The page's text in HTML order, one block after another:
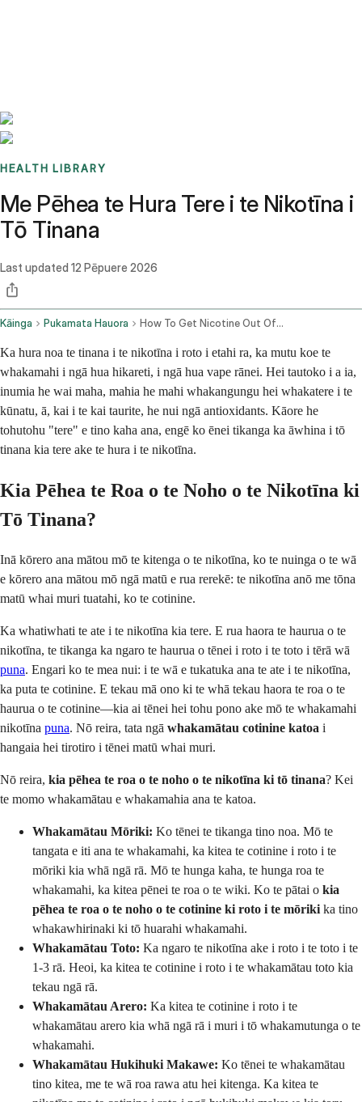
HEALTH LIBRARY
Me Pēhea te Hura Tere i te Nikotīna i
Tō Tinana
Last updated 12 Pēpuere 2026
Kāinga Pukamata Hauora How To Get Nicotine Out Of Your System Fast
Ka hura noa te tinana i te nikotīna i roto i etahi ra, ka mutu koe te
whakamahi i ngā hua hikareti, i ngā hua vape rānei. Hei tautoko i a ia,
inumia he wai maha, mahia he mahi whakangungu hei whakatere i te
kūnatu, ā, kai i te kai taurite, he nui ngā antioxidants. Kāore he
tohutohu "tere" e tino kaha ana, engē ko ēnei tikanga ka āwhina i tō
tinana kia tere ake te hura i te nikotīna.
Kia Pēhea te Roa o te Noho o te Nikotīna ki
Tō Tinana?
Inā kōrero ana mātou mō te kitenga o te nikotīna, ko te nuinga o te wā
e kōrero ana mātou mō ngā matū e rua rerekē: te nikotīna anō me tōna
matū whai muri tuatahi, ko te cotinine.
Ka whatiwhati te ate i te nikotīna kia tere. E rua haora te haurua o te
nikotīna, te tikanga ka ngaro te haurua o tēnei i roto i te toto i tērā wā
puna. Engari ko te mea nui: i te wā e tukatuka ana te ate i te nikotīna,
ka puta te cotinine. E tekau mā ono ki te whā tekau haora te roa o te
haurua o te cotinine—kia ai tēnei hei tohu pono ake mō te whakamahi
nikotīna puna. Nō reira, tata ngā whakamātau cotinine katoa i
hangaia hei tirotiro i tēnei matū whai muri.
Nō reira, kia pēhea te roa o te noho o te nikotīna ki tō tinana? Kei
te momo whakamātau e whakamahia ana te katoa.
Whakamātau Mōriki: Ko tēnei te tikanga tino noa. Mō te
tangata e iti ana te whakamahi, ka kitea te cotinine i roto i te
mōriki kia whā ngā rā. Mō te hunga kaha, te hunga roa te
whakamahi, ka kitea pēnei te roa o te wiki. Ko te pātai o kia
pēhea te roa o te noho o te cotinine ki roto i te mōriki ka tino
whakawhirinaki ki tō huarahi whakamahi.
Whakamātau Toto: Ka ngaro te nikotīna ake i roto i te toto i te
1-3 rā. Heoi, ka kitea te cotinine i roto i te whakamātau toto kia
tekau ngā rā.
Whakamātau Arero: Ka kitea te cotinine i roto i te
whakamātau arero kia whā ngā rā i muri i tō whakamutunga o te
whakamahi.
Whakamātau Hukihuki Makawe: Ko tēnei te whakamātau
tino kitea, me te wā roa rawa atu hei kitenga. Ka kitea te